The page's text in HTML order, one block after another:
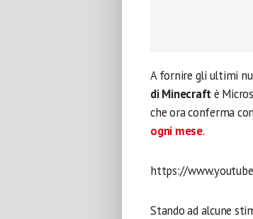
A fornire gli ultimi
di Minecraftè
che ora conferma
ogni mese.
https://
Stando ad alcune